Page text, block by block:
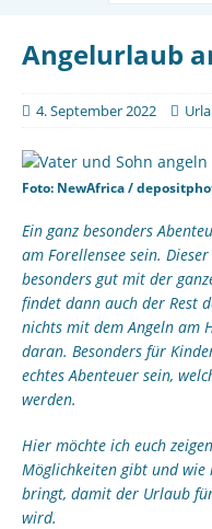
Angelurlaub
4. September 2022
Foto: NewAfrica /
Ein ganz besonders
am Forellensee sein.
besonders gut mit der
findet dann auch der Rest
nichts mit dem Angeln am
daran. Besonders für
echtes Abenteuer sein,
werden.
Hier möchte ich euch
Möglichkeiten gibt und
bringt, damit der Urlaub
wird.